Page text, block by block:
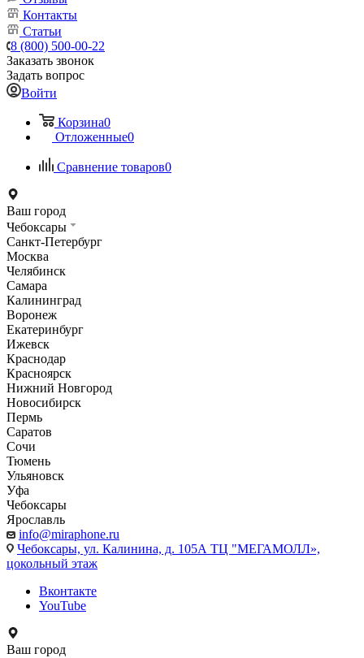
Контакты
Статьи
8 (800) 500-00-22
Заказать звонок
Задать вопрос
Войти
Корзина0
Отложенные0
Сравнение товаров0
Ваш город
Чебоксары
Санкт-Петербург
Москва
Челябинск
Самара
Калининград
Воронеж
Екатеринбург
Ижевск
Краснодар
Красноярск
Нижний Новгород
Новосибирск
Пермь
Саратов
Сочи
Тюмень
Ульяновск
Уфа
Чебоксары
Ярославль
info@miraphone.ru
Чебоксары, ул. Калинина, д. 105А ТЦ "МЕГАМОЛЛ»,
цокольный этаж
Вконтакте
YouTube
Ваш город